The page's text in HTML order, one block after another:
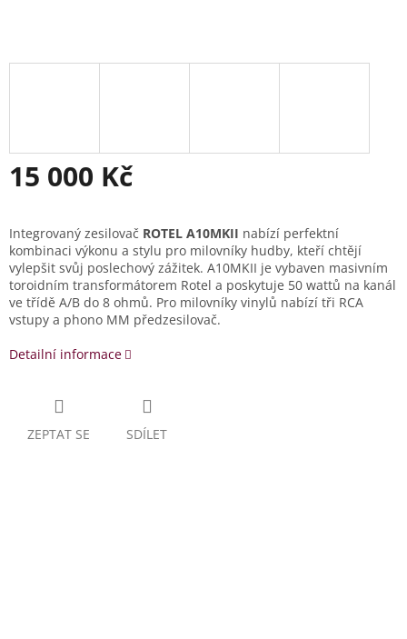
15 000 Kč
Integrovaný zesilovač ROTEL A10MKII nabízí perfektní
kombinaci výkonu a stylu pro milovníky hudby, kteří chtějí
vylepšit svůj poslechový zážitek. A10MKII je vybaven masivním
toroidním transformátorem Rotel a poskytuje 50 wattů na kanál
ve třídě A/B do 8 ohmů. Pro milovníky vinylů nabízí tři RCA
vstupy a phono MM předzesilovač.
Detailní informace
ZEPTAT SE SDÍLET